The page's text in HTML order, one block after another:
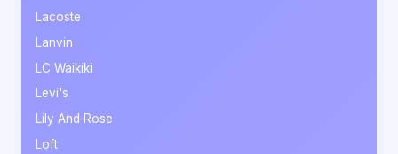
Lacoste
Lanvin
LC Waikiki
Levi's
Lily And Rose
Loft